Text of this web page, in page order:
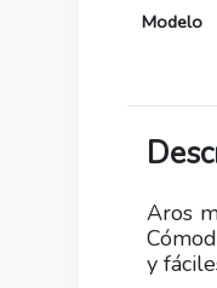
Modelo
Aros
y